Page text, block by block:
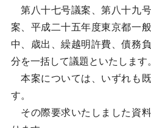
第八十七号議案、第八十九
案、平成二十五年度東京都一
中、歳出、繰越明許費、債務
分を一括して議題といたします
本案については、いずれも
す。
その際要求いたしました資